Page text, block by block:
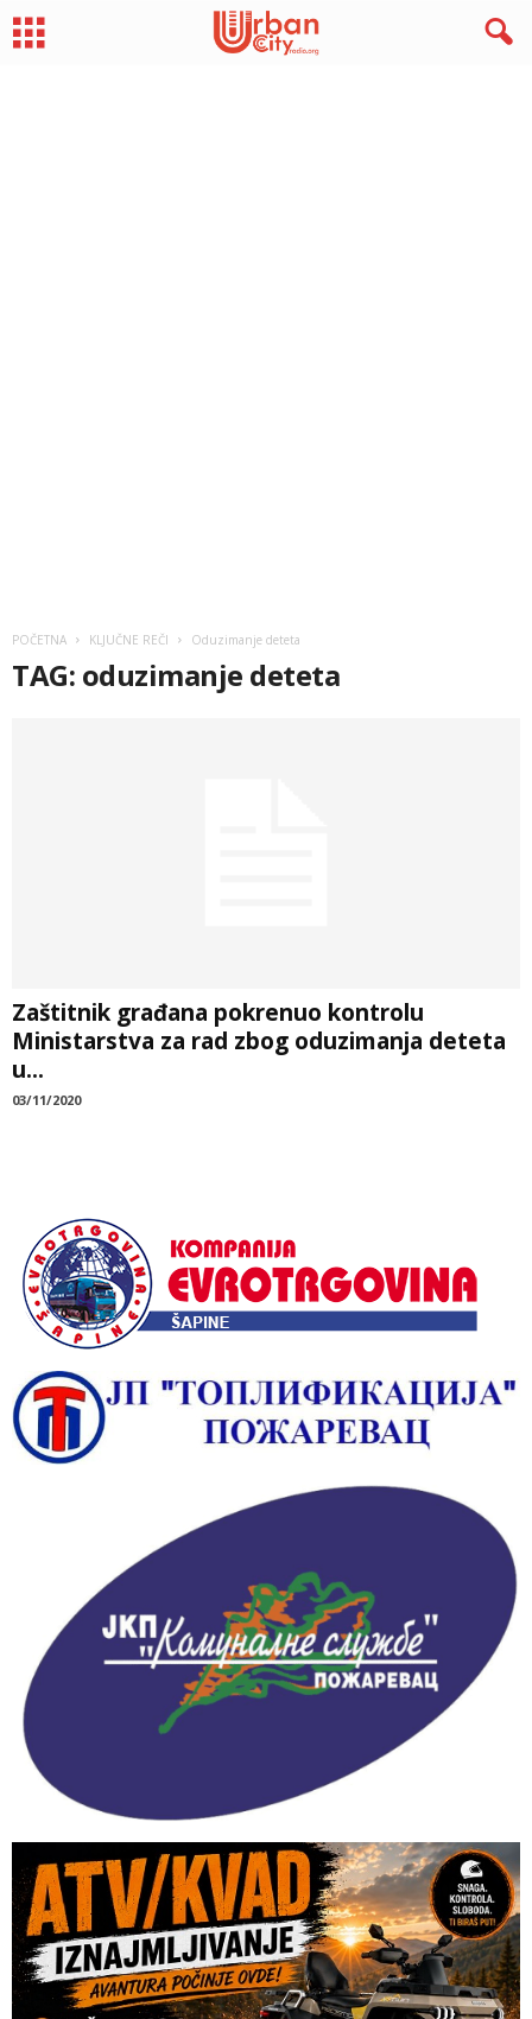
POČETNA KLJUČNE REČI Oduzimanje deteta
TAG: oduzimanje deteta
Zaštitnik građana pokrenuo kontrolu
Ministarstva za rad zbog oduzimanja deteta
u...
03/11/2020